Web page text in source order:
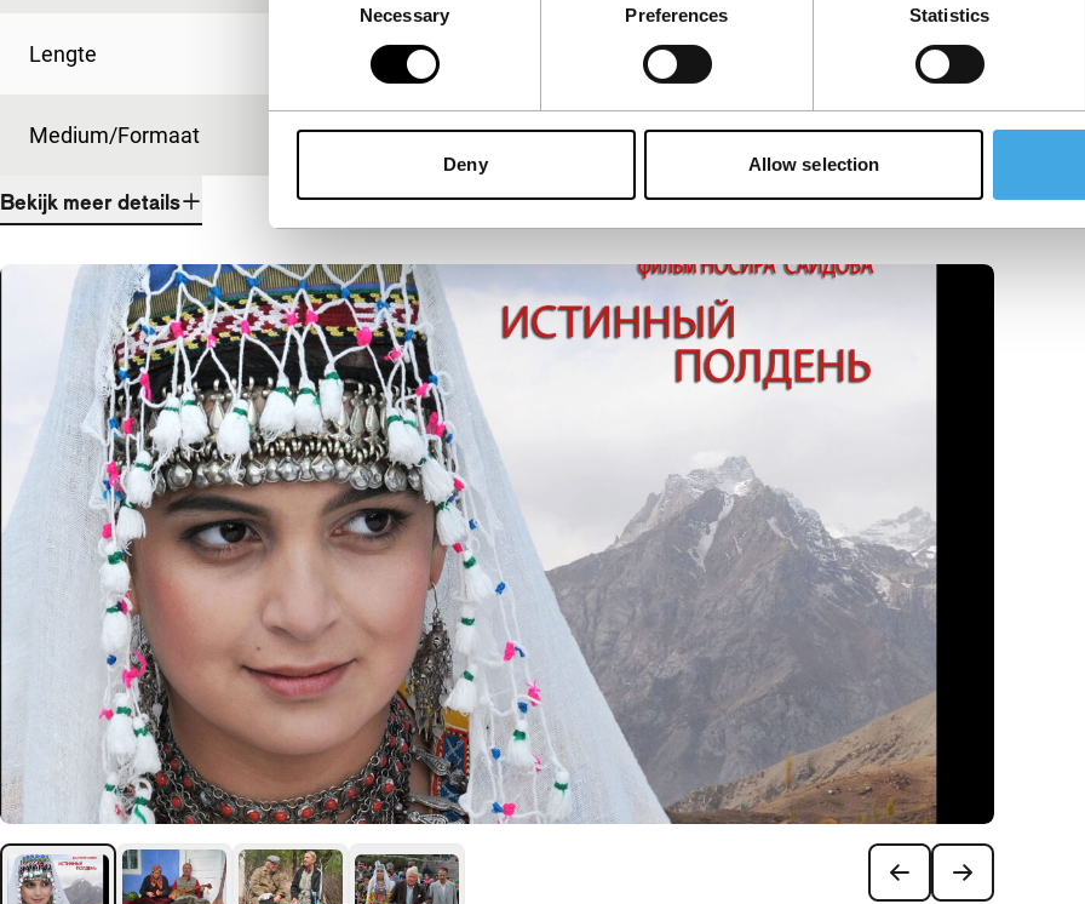
Necessary Preferences Statistics
Deny Allow selection
Lengte
Medium/Formaat 35mm
Bekijk meer details